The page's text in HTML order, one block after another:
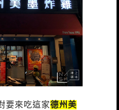
要來吃這家德州美